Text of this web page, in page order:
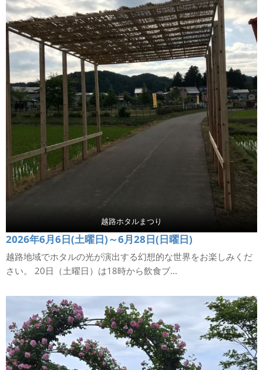
越路ホタルまつり
2026年6月6日(土曜日)～6月28日(日曜日)
越路地域でホタルの光が演出する幻想的な世界をお楽しみくだ
さい。 20日（土曜日）は18時から飲食ブ...